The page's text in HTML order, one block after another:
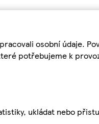
osobní údaje.
potřebujeme k
ukládat nebo